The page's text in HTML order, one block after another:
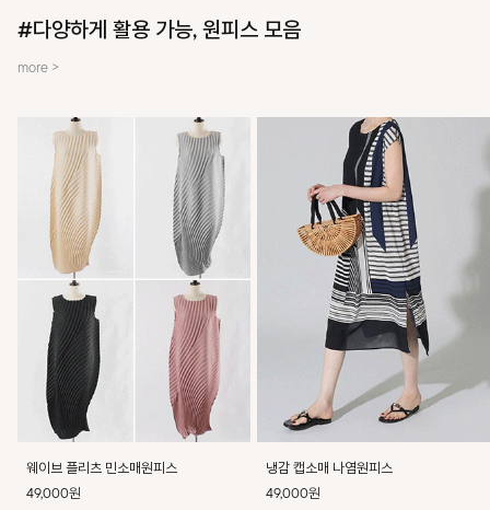
#다양하게 활용 가능, 원피스 모음
more >
웨이브 플리츠 민소매원피스
49,000원
냉감 캡소매 나염원피스
49,000원